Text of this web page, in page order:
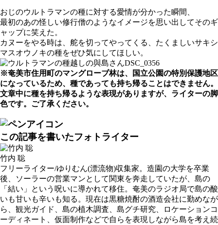
おじのウルトラマンの種に対する愛情が分かった瞬間、
最初のあの怪しい修行僧のようなイメージを思い出してそのギ
ャップに笑えた。
カヌーをやる時は、舵を切ってやってくる、たくましいサキシ
マスオウノキの種をぜひ気にしてほしい。
※奄美市住用町のマングローブ林は、国立公園の特別保護地区
になっているため、種であっても持ち帰ることはできません。
文章中に種を持ち帰るような表現がありますが、ライターの脚
色です。ご了承ください。
この記事を書いたフォトライター
竹内 聡
フリーライター/ゆりむん(漂流物)収集家。造園の大学を卒業
後、ソーラーの営業マンとして関東を奔走していたが、島の
「結い」という呪いに導かれて移住。奄美のラジオ局で島の酸
いも甘いも辛いも知る。現在は黒糖焼酎の酒造会社に勤めなが
ら、観光ガイド、島の植木調査、島グチ研究、ロケーションコ
ーディネート、仮面制作などで自らを表現しながら島を考え続